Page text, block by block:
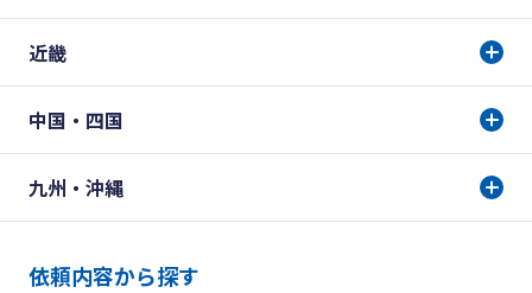
近畿
中国・四国
九州・沖縄
依頼内容から探す